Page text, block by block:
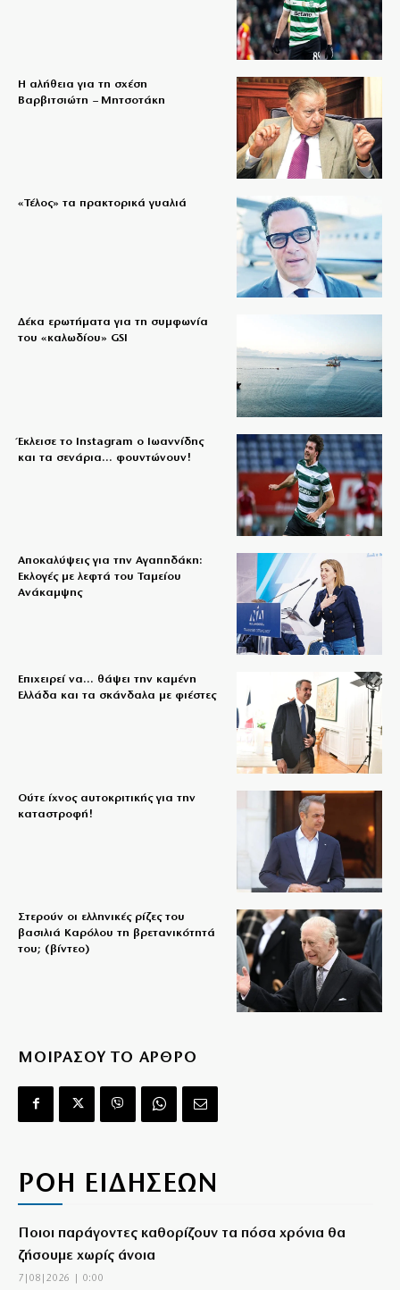
Η αλήθεια για τη σχέση
Βαρβιτσιώτη – Μητσοτάκη
«Τέλος» τα πρακτορικά γυαλιά
Δέκα ερωτήματα για τη συμφωνία
του «καλωδίου» GSI
Έκλεισε το Instagram ο Ιωαννίδης
και τα σενάρια… φουντώνουν!
Αποκαλύψεις για την Αγαπηδάκη:
Εκλογές με λεφτά του Ταμείου
Ανάκαμψης
Επιχειρεί να… θάψει την καμένη
Ελλάδα και τα σκάνδαλα με φιέστες
Ούτε ίχνος αυτοκριτικής για την
καταστροφή!
Στερούν οι ελληνικές ρίζες του
βασιλιά Καρόλου τη βρετανικότητά
του; (βίντεο)
ΜΟΙΡΑΣΟΥ ΤΟ ΑΡΘΡΟ
ΡΟΗ ΕΙΔΗΣΕΩΝ
Ποιοι παράγοντες καθορίζουν τα πόσα χρόνια θα
ζήσουμε χωρίς άνοια
7|08|2026 | 0:00